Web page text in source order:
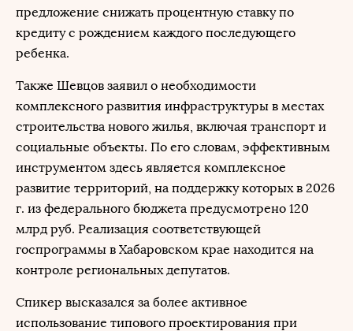
предложение снижать процентную ставку по
кредиту с рождением каждого последующего
ребенка.
Также Шевцов заявил о необходимости
комплексного развития инфраструктуры в местах
строительства нового жилья, включая транспорт и
социальные объекты. По его словам, эффективным
инструментом здесь является комплексное
развитие территорий, на поддержку которых в 2026
г. из федерального бюджета предусмотрено 120
млрд руб. Реализация соответствующей
госпрограммы в Хабаровском крае находится на
контроле региональных депутатов.
Спикер высказался за более активное
использование типового проектирования при